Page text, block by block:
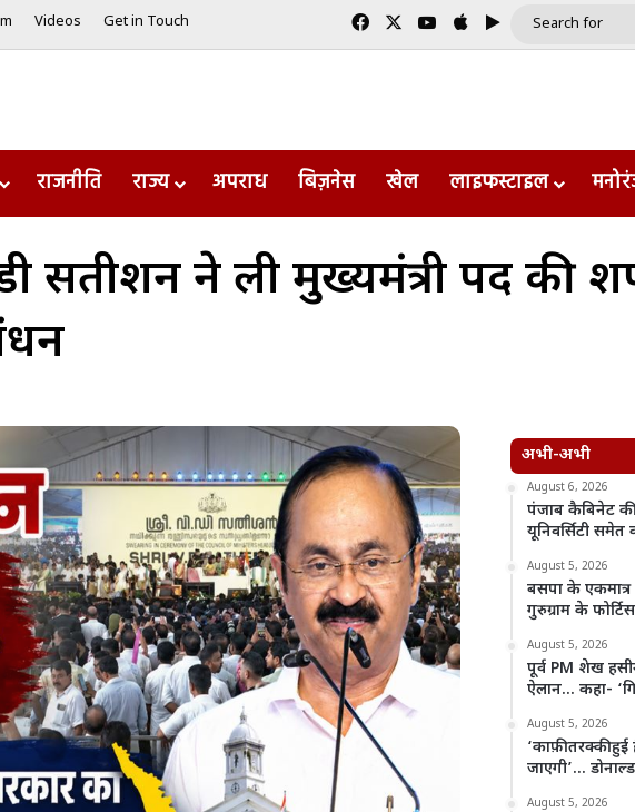
Videos Get in Touch FacebookYouTube
AppleGoogle Play
राजनीति राज्य अपराध बिज़नेस खेल लाइफस्टाइल
सतीशन ने ली मुख्यमंत्री पद
अभी-अभी
August 6, 2026
पंजाब कैबिनेट
यूनिवर्सिटी
August 5, 2026
बसपा के
गुरुग्राम के
August 5, 2026
पूर्व PM शेख
ऐलान… कहा-
August 5, 2026
‘काफ़ी तरक्की
जाएगी’…
August 5, 2026